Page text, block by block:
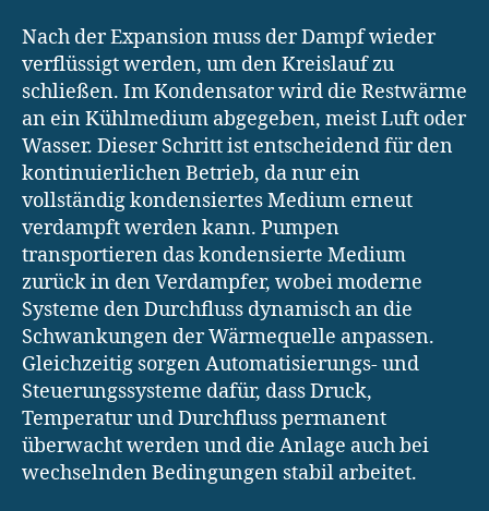
Nach der Expansion muss der Dampf wieder
verflüssigt werden, um den Kreislauf zu
schließen. Im Kondensator wird die Restwärme
an ein Kühlmedium abgegeben, meist Luft oder
Wasser. Dieser Schritt ist entscheidend für den
kontinuierlichen Betrieb, da nur ein
vollständig kondensiertes Medium erneut
verdampft werden kann. Pumpen
transportieren das kondensierte Medium
zurück in den Verdampfer, wobei moderne
Systeme den Durchfluss dynamisch an die
Schwankungen der Wärmequelle anpassen.
Gleichzeitig sorgen Automatisierungs- und
Steuerungssysteme dafür, dass Druck,
Temperatur und Durchfluss permanent
überwacht werden und die Anlage auch bei
wechselnden Bedingungen stabil arbeitet.